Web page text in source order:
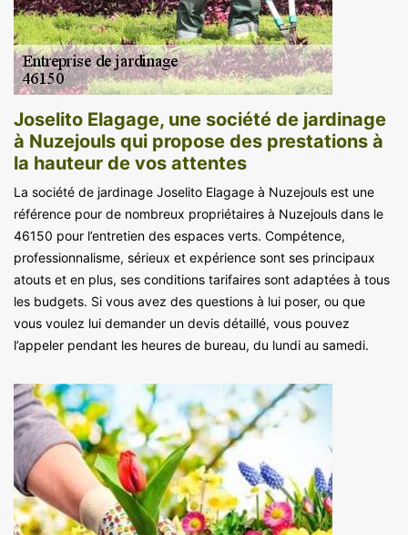
Joselito Elagage, une société de jardinage
à Nuzejouls qui propose des prestations à
la hauteur de vos attentes
La société de jardinage Joselito Elagage à Nuzejouls est une
référence pour de nombreux propriétaires à Nuzejouls dans le
46150 pour l’entretien des espaces verts. Compétence,
professionnalisme, sérieux et expérience sont ses principaux
atouts et en plus, ses conditions tarifaires sont adaptées à tous
les budgets. Si vous avez des questions à lui poser, ou que
vous voulez lui demander un devis détaillé, vous pouvez
l’appeler pendant les heures de bureau, du lundi au samedi.